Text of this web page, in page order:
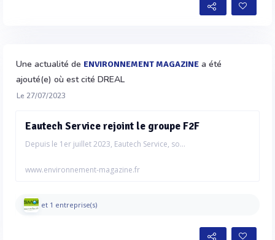
Une actualité de ENVIRONNEMENT MAGAZINE a été
ajouté(e) où est cité DREAL
Le 27/07/2023
Eautech Service rejoint le groupe F2F
Depuis le 1er juillet 2023, Eautech Service, so...
www.environnement-magazine.fr
et 1 entreprise(s)